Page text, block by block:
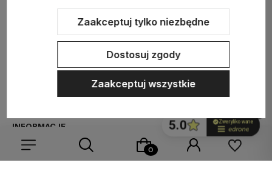
MEDIA SPOŁECZNOŚCIOWE
MOJE KONTO
INFORMACJE
Zaakceptuj tylko niezbędne
Dostosuj zgody
Zaakceptuj wszystkie